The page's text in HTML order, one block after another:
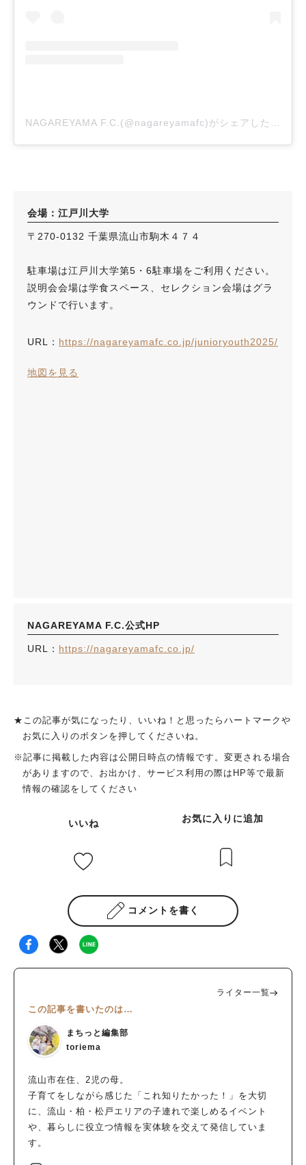
会場：江戸川大学
〒270-0132 千葉県流山市駒木４７４
駐車場は江戸川大学第5・6駐車場をご利用ください。
説明会会場は学食スペース、セレクション会場はグラ
ウンドで行います。
URL： https://nagareyamafc.co.jp/junioryouth2025/
地図を見る
NAGAREYAMA F.C.公式HP
URL： https://nagareyamafc.co.jp/
★この記事が気になったり、いいね！と思ったらハートマークや
お気に入りのボタンを押してくださいね。
※記事に掲載した内容は公開日時点の情報です。変更される場合
がありますので、お出かけ、サービス利用の際はHP等で最新
情報の確認をしてください
いいね お気に入りに追加
コメントを書く
ライター一覧
この記事を書いたのは…
まちっと編集部
toriema
流山市在住、2児の母。
子育てをしながら感じた「これ知りたかった！」を大切
に、流山・柏・松戸エリアの子連れで楽しめるイベント
や、暮らしに役立つ情報を実体験を交えて発信していま
す。